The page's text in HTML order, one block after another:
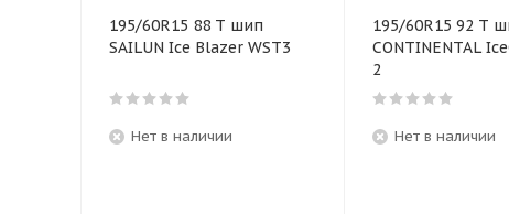
195/60R15 88 T шип
SAILUN Ice Blazer WST3
Нет в наличии
195/60R15 92 T
CONTINENTAL
2
Нет в наличии